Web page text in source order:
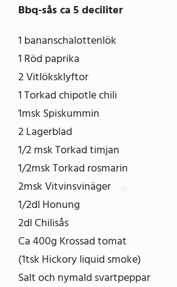
Bbq-sås ca 5 deciliter
1 bananschalottenlök
1 Röd paprika
2 Vitlöksklyftor
1 Torkad chipotle chili
1msk Spiskummin
2 Lagerblad
1/2 msk Torkad timjan
1/2msk Torkad rosmarin
2msk Vitvinsvinäger
1/2dl Honung
2dl Chilisås
Ca 400g Krossad tomat
(1tsk Hickory liquid smoke)
Salt och nymald svartpeppar